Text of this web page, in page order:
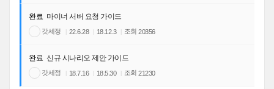
완료 마이너 서버 요청 가이드
갓세정 22.6.28 18.12.3 조회20356
완료 신규 시나리오 제안 가이드
갓세정 18.7.16 18.5.30 조회21230